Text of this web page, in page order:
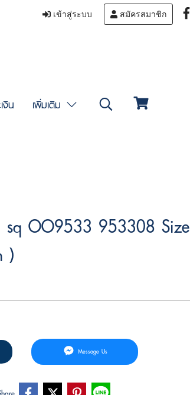
เข้าสู่ระบบ สมัครสมาชิก
งิน เพิ่มเติม
sq OO9533 953308 Size
)
Message Us